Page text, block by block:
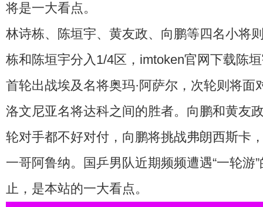
将是一大看点。
林诗栋、陈垣宇、黄友政、向鹏等四名小将
栋和陈垣宇分入1/4区， imtoken官网下载陈
首轮出战埃及名将奥玛·阿萨尔，次轮则将面
洛文尼亚名将达科之间的胜者。向鹏和黄友
轮对手都不好对付，向鹏将挑战弗朗西斯卡
一哥阿鲁纳。国乒男队近期频频遭遇“一轮游
止，是本站的一大看点。